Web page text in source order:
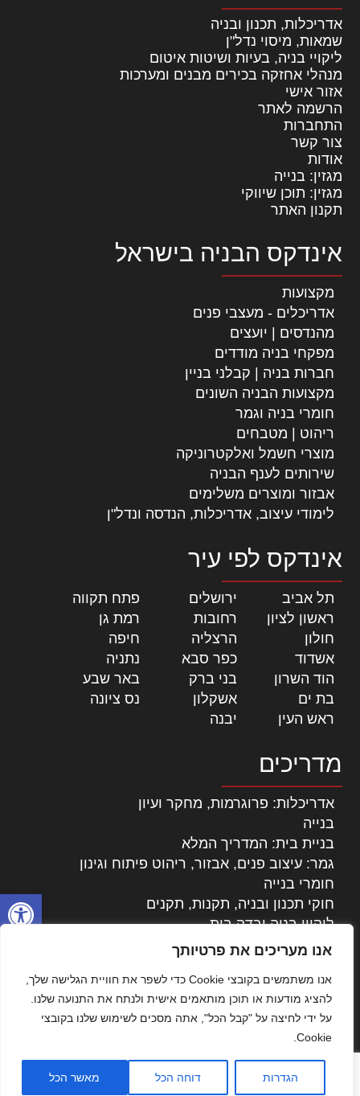
פתח
אנו מעריכים את פרטיותך
אנו משתמשים בקובצי Cookie כדי לשפר את חוויית הגלישה שלך,
להציג מודעות או תוכן מותאמים אישית ולנתח את התנועה שלנו.
על ידי לחיצה על "קבל הכל", אתה מסכים לשימוש שלנו בקובצי
Cookie.
הגדרות דוחה הכל מאשר הכל
אדריכלות, תכנון ובניה
שמאות, מיסוי נדל"ן
ליקויי בניה, בעיות ושיטות איטום
מנהלי אחזקה בכירים מבנים ומערכות
אזור אישי
הרשמה לאתר
התחברות
צור קשר
אודות
מגזין: בנייה
מגזין: תוכן שיווקי
תקנון האתר
אינדקס הבניה בישראל
מקצועות
אדריכלים - מעצבי פנים
מהנדסים | יועצים
מפקחי בניה מודדים
חברות בניה | קבלני בניין
מקצועות הבניה השונים
חומרי בניה וגמר
ריהוט | מטבחים
מוצרי חשמל ואלקטרוניקה
שירותים לענף הבניה
אבזור ומוצרים משלימים
לימודי עיצוב, אדריכלות, הנדסה ונדל"ן
אינדקס לפי עיר
תל אביב ירושלים פתח תקווה
ראשון לציון
רחובות רמת גן
חולון
הרצליה חיפה
אשדוד
כפר סבא נתניה
הוד השרון
בני ברק באר שבע
בת ים
אשקלון נס ציונה
ראש העין
יבנה
מדריכים
אדריכלות: פרוגרמות, מחקר ועיון
בנייה
בניית בית: המדריך המלא
גמר: עיצוב פנים, אבזור, ריהוט פיתוח וגינון
חומרי בנייה
חוקי תכנון ובניה, תקנות, תקנים
ליקויי בניה ובדק בית
נדל"ן: זכויות, אגרות ועסקאות
עקרונות ניהול אחזקה מתקדמות
צילום אדריכלי
שיווק נדלן
שיטות בניה: מפרטים והמלצות
תוכן שיווקי